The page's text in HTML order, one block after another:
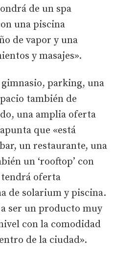
de un spa
una piscina
de vapor y una
y masajes».
parking, una
también de
una amplia oferta
que «está
un restaurante, una
un ‘rooftop’ con
oferta
de solarium y piscina.
ser un producto muy
con la comodidad
de la ciudad».